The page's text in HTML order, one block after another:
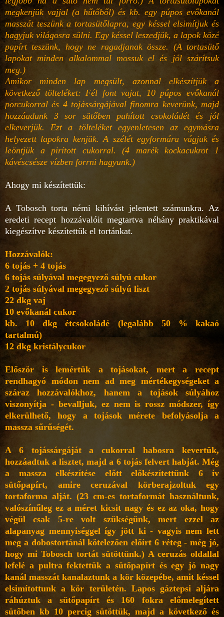
megkenjük vajjal (a hűtőből) és kb. egy púpos evőkanál
masszát teszünk a tortasütőlapra, egy késsel elsimítjuk és
hagyjuk világosra sülni. Egy késsel leszedjük, a lapok közé
papírt teszünk, hogy ne ragadjanak össze. (A tortasütő
lapokat minden alkalommal mossuk el és jól szárítsuk
meg.)
Amikor minden lap megsült, azonnal elkészítjük a
következő tölteléket: Fél font vajat, 10 púpos evőkanál
porcukorral és 4 tojássárgájával finomra keverünk, majd
hozzáadunk 3 sor sütőben puhított csokoládét és jól
elkeverjük. Ezt a tölteléket egyenletesen az egymásra
helyezett lapokra kenjük. A szélét egyformára vágjuk és
leöntjük a pirított cukorral. (4 marék kockacukrot 1
kávéscsésze vízben forrni hagyunk.)
Ahogy mi készítettük:
A Tobosch torta némi kihívást jelentett számunkra. Az
eredeti recept hozzávalóit megtartva néhány praktikával
kiegészítve készítettük el tortánkat.
Hozzávalók:
6 tojás + 4 tojás
6 tojás súlyával megegyező súlyú cukor
2 tojás súlyával megegyező súlyú liszt
22 dkg vaj
10 evőkanál cukor
kb. 10 dkg étcsokoládé (legalább 50 % kakaó
tartalmú)
12 dkg kristálycukor
Először is lemértük a tojásokat, mert a recept
rendhagyó módon nem ad meg mértékegységeket a
száraz hozzávalókhoz, hanem a tojások súlyához
viszonyítja - bevalljuk, ez nem is rossz módszer, így
elkerülhető, hogy a tojások mérete befolyásolja a
massza sűrűségét.
A 6 tojássárgáját a cukorral habosra kevertük,
hozzáadtuk a lisztet, majd a 6 tojás felvert habját. Még
a massza elkészítése előtt előkészítettünk 6 ív
sütőpapírt, amire ceruzával körberajzoltuk egy
tortaforma alját. (23 cm-es tortaformát használtunk,
valószínűleg ez a méret kicsit nagy és ez az oka, hogy
végül csak 5-re volt szükségünk, mert ezzel az
alapanyag mennyiséggel így jött ki - vagyis nem lett
meg a dobostortánál kötelezően előírt 6 réteg - még jó,
hogy mi Tobosch tortát sütöttünk.) A ceruzás oldallal
lefelé a pultra fektettük a sütőpapírt és egy jó nagy
kanál masszát kanalaztunk a kör közepébe, amit késsel
elsimítottunk a kör területén. Lapos gáztepsi aljára
ráhúztuk a sütőpapírt és 160 fokra előmelegített
sütőben kb 10 percig sütöttük, majd a következő és